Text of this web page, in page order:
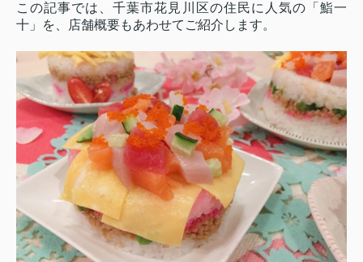
この記事では、千葉市花見川区の住民に人気の「鮨一
十」を、店舗概要もあわせてご紹介します。